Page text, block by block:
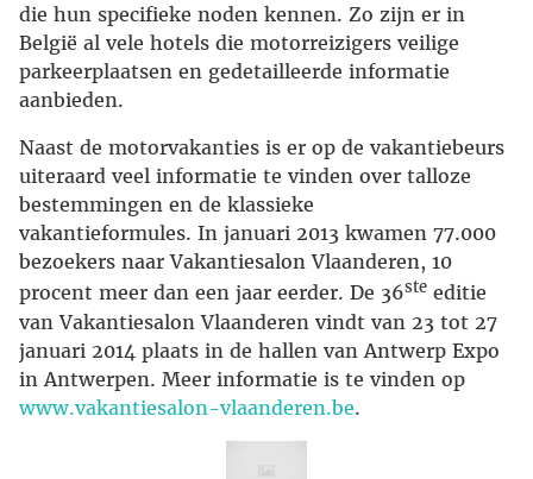
die hun specifieke noden kennen. Zo zijn er in
België al vele hotels die motorreizigers veilige
parkeerplaatsen en gedetailleerde informatie
aanbieden.
Naast de motorvakanties is er op de vakantiebeurs
uiteraard veel informatie te vinden over talloze
bestemmingen en de klassieke
vakantieformules. In januari 2013 kwamen 77.000
bezoekers naar Vakantiesalon Vlaanderen, 10
procent meer dan een jaar eerder. De 36ste editie
van Vakantiesalon Vlaanderen vindt van 23 tot 27
januari 2014 plaats in de hallen van Antwerp Expo
in Antwerpen. Meer informatie is te vinden op
www.vakantiesalon-vlaanderen.be.